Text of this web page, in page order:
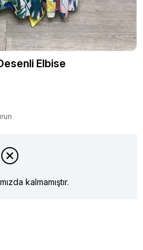
Elbise
kalmamıştır.